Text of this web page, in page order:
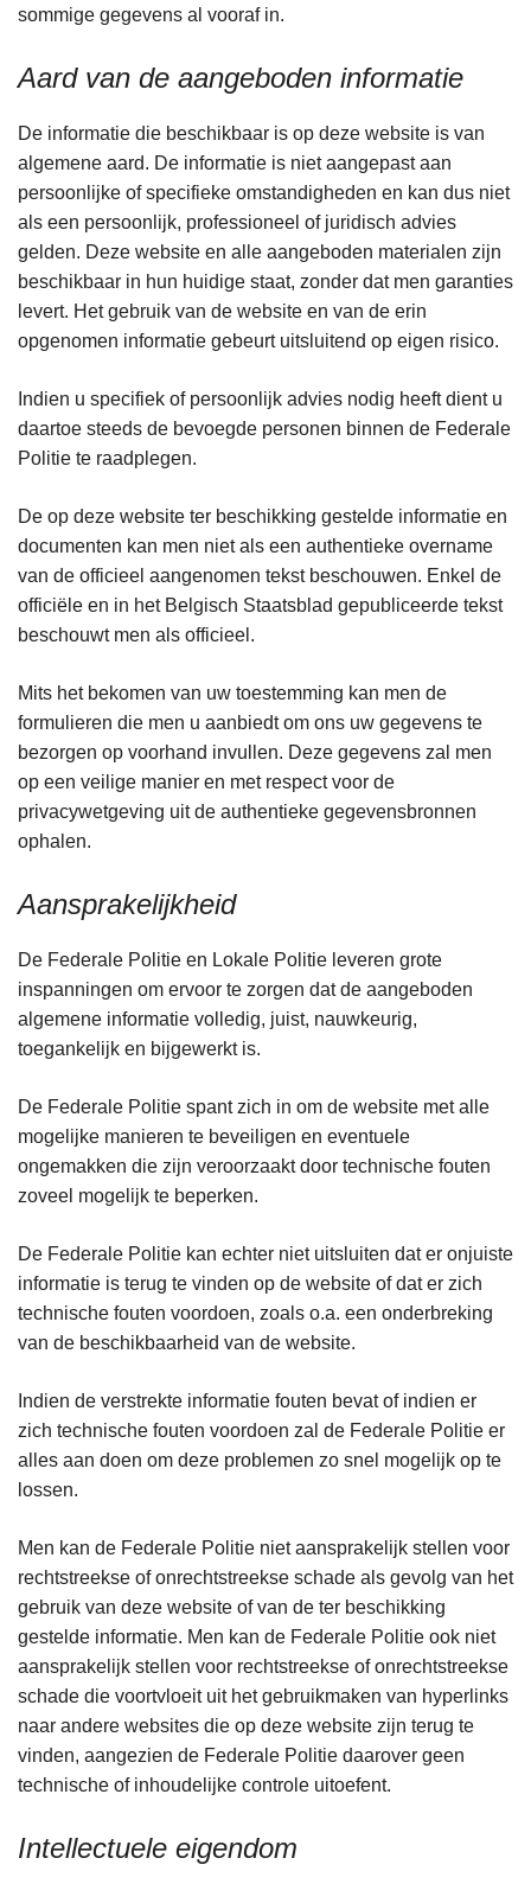
sommige gegevens al vooraf in.
Aard van de aangeboden informatie
De informatie die beschikbaar is op deze website is van
algemene aard. De informatie is niet aangepast aan
persoonlijke of specifieke omstandigheden en kan dus niet
als een persoonlijk, professioneel of juridisch advies
gelden. Deze website en alle aangeboden materialen zijn
beschikbaar in hun huidige staat, zonder dat men garanties
levert. Het gebruik van de website en van de erin
opgenomen informatie gebeurt uitsluitend op eigen risico.
Indien u specifiek of persoonlijk advies nodig heeft dient u
daartoe steeds de bevoegde personen binnen de Federale
Politie te raadplegen.
De op deze website ter beschikking gestelde informatie en
documenten kan men niet als een authentieke overname
van de officieel aangenomen tekst beschouwen. Enkel de
officiële en in het Belgisch Staatsblad gepubliceerde tekst
beschouwt men als officieel.
Mits het bekomen van uw toestemming kan men de
formulieren die men u aanbiedt om ons uw gegevens te
bezorgen op voorhand invullen. Deze gegevens zal men
op een veilige manier en met respect voor de
privacywetgeving uit de authentieke gegevensbronnen
ophalen.
Aansprakelijkheid
De Federale Politie en Lokale Politie leveren grote
inspanningen om ervoor te zorgen dat de aangeboden
algemene informatie volledig, juist, nauwkeurig,
toegankelijk en bijgewerkt is.
De Federale Politie spant zich in om de website met alle
mogelijke manieren te beveiligen en eventuele
ongemakken die zijn veroorzaakt door technische fouten
zoveel mogelijk te beperken.
De Federale Politie kan echter niet uitsluiten dat er onjuiste
informatie is terug te vinden op de website of dat er zich
technische fouten voordoen, zoals o.a. een onderbreking
van de beschikbaarheid van de website.
Indien de verstrekte informatie fouten bevat of indien er
zich technische fouten voordoen zal de Federale Politie er
alles aan doen om deze problemen zo snel mogelijk op te
lossen.
Men kan de Federale Politie niet aansprakelijk stellen voor
rechtstreekse of onrechtstreekse schade als gevolg van het
gebruik van deze website of van de ter beschikking
gestelde informatie. Men kan de Federale Politie ook niet
aansprakelijk stellen voor rechtstreekse of onrechtstreekse
schade die voortvloeit uit het gebruikmaken van hyperlinks
naar andere websites die op deze website zijn terug te
vinden, aangezien de Federale Politie daarover geen
technische of inhoudelijke controle uitoefent.
Intellectuele eigendom